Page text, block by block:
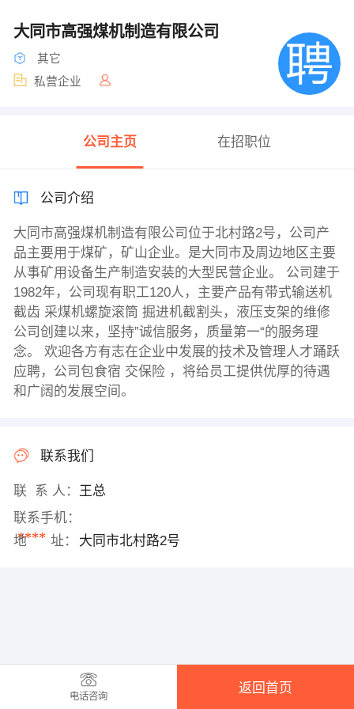
大同市高强煤机制造有限公司
其它
私营企业
公司主页 在招职位
公司介绍
大同市高强煤机制造有限公司位于北村路2号，公司产
品主要用于煤矿，矿山企业。是大同市及周边地区主要
从事矿用设备生产制造安装的大型民营企业。 公司建于
1982年，公司现有职工120人，主要产品有带式输送机
截齿 采煤机螺旋滚筒 掘进机截割头，液压支架的维修
公司创建以来，坚持”诚信服务，质量第一“的服务理
念。 欢迎各方有志在企业中发展的技术及管理人才踊跃
应聘，公司包食宿 交保险 ，将给员工提供优厚的待遇
和广阔的发展空间。
联系我们
联 系 人： 王总
联系手机：
****
地 址： 大同市北村路2号
电话咨询
返回首页